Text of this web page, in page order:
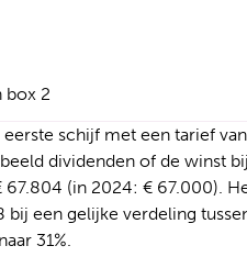
box 2
schijf met een tarief
dividenden of de winst
(in 2024: € 67.000).
een gelijke verdeling
31%.